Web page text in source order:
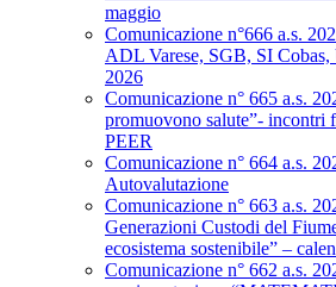
maggio
Comunicazione n°666 a.s.
ADL Varese, SGB, SI
2026
Comunicazione n° 665 a.s.
promuovono salute”-
PEER
Comunicazione n° 664 a.s.
Autovalutazione
Comunicazione n° 663 a.s.
Generazioni Custodi del
ecosistema sostenibile” –
Comunicazione n° 662 a.s.